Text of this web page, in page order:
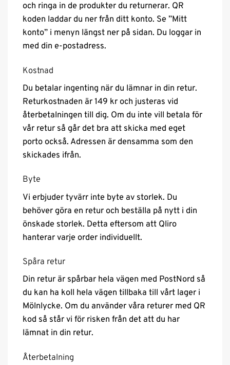
och ringa in de produkter du returnerar. QR
koden laddar du ner från ditt konto. Se ”Mitt
konto” i menyn längst ner på sidan. Du loggar in
med din e-postadress.
Kostnad
Du betalar ingenting när du lämnar in din retur.
Returkostnaden är 149 kr och justeras vid
återbetalningen till dig. Om du inte vill betala för
vår retur så går det bra att skicka med eget
porto också. Adressen är densamma som den
skickades ifrån.
Byte
Vi erbjuder tyvärr inte byte av storlek. Du
behöver göra en retur och beställa på nytt i din
önskade storlek. Detta eftersom att Qliro
hanterar varje order individuellt.
Spåra retur
Din retur är spårbar hela vägen med PostNord så
du kan ha koll hela vägen tillbaka till vårt lager i
Mölnlycke. Om du använder våra returer med QR
kod så står vi för risken från det att du har
lämnat in din retur.
Återbetalning